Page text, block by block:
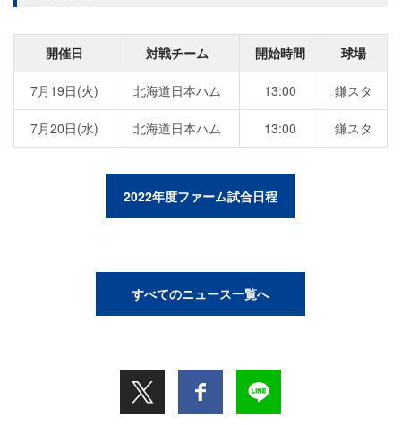
開催日 対戦チーム 開始時間 球場
7月19日(火) 北海道日本ハム 13:00 鎌スタ
7月20日(水) 北海道日本ハム 13:00 鎌スタ
2022年度ファーム試合日程
すべてのニュース一覧へ